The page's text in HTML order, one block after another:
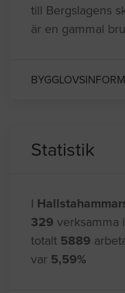
till Bergslagens
är en gammal
Statistik
I
329 verksamma
totalt 5889
var 5,59%